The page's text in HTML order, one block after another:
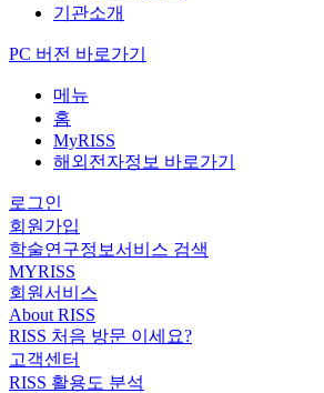
기관소개
PC 버전 바로가기
메뉴
홈
MyRISS
해외전자정보 바로가기
로그인
회원가입
학술연구정보서비스 검색
MYRISS
회원서비스
About RISS
RISS 처음 방문 이세요?
고객센터
RISS 활용도 분석